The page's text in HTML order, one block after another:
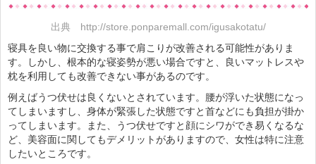
出典 http://store.ponparemall.com/igusakotatu/
寝具を良い物に交換する事で肩こりが改善される可能性がありま
す。しかし、根本的な寝姿勢が悪い場合ですと、良いマットレスや
枕を利用しても改善できない事があるのです。
例えばうつ伏せは良くないとされています。腰が浮いた状態になっ
てしまいますし、身体が緊張した状態ですと首などにも負担が掛か
ってしまいます。また、うつ伏せですと顔にシワができ易くなるな
ど、美容面に関してもデメリットがありますので、女性は特に注意
したいところです。